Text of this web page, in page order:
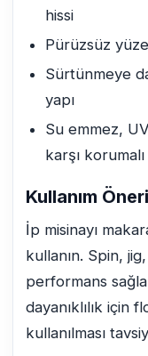
hissi
Pürüzsüz
Sürtünmeye
yapı
Su emmez,
karşı korumalı
Kullanım
İp misinayı
kullanın. Spin,
performans
dayanıklılık için
kullanılması